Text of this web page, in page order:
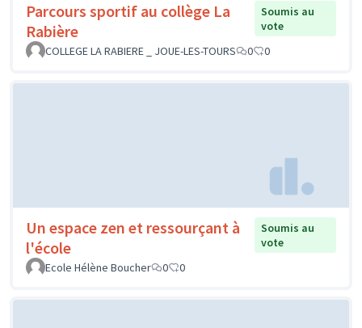
Parcours sportif au collège La
Rabière
Soumis au
vote
COLLEGE LA RABIERE _ JOUE-LES-TOURS
0 0
Un espace zen et ressourçant à
l'école
Soumis au
vote
Ecole Hélène Boucher
0 0